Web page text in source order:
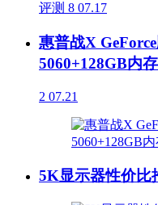
评测 8 07.17
惠普战X
5060+128GB内
2 07.21
5K显示器性价比